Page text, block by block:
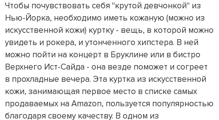
Чтобы почувствовать себя "крутой девчонкой" из
Нью-Йорка, необходимо иметь кожаную (можно из
искусственной кожи) куртку - вещь, в которой можно
увидеть и рокера, и утонченного хипстера. В ней
можно пойти на концерт в Бруклине или в бистро
Верхнего Ист-Сайда - она везде поможет и согреет
в прохладные вечера. Эта куртка из искусственной
кожи, занимающая первое место в списке самых
продаваемых на Amazon, пользуется популярностью
благодаря своему качеству. В одном из